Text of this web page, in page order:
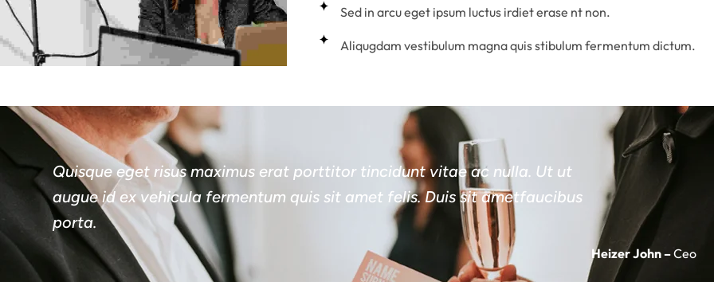
Sed in arcu eget ipsum luctus irdiet erase nt non.
Aliqugdam vestibulum magna quis stibulum fermentum dictum.
Quisque eget risus maximus erat porttitor tincidunt vitae ac nulla. Ut ut
augue id ex vehicula fermentum quis sit amet felis. Duis sit ametfaucibus
porta.
Heizer John –Ceo